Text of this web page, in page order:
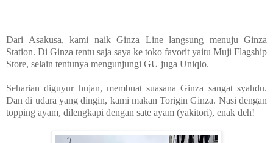
Dari Asakusa, kami naik Ginza Line langsung menuju Ginza
Station. Di Ginza tentu saja saya ke toko favorit yaitu Muji Flagship
Store, selain tentunya mengunjungi GU juga Uniqlo.
Seharian diguyur hujan, membuat suasana Ginza sangat syahdu.
Dan di udara yang dingin, kami makan Torigin Ginza. Nasi dengan
topping ayam, dilengkapi dengan sate ayam (yakitori), enak deh!